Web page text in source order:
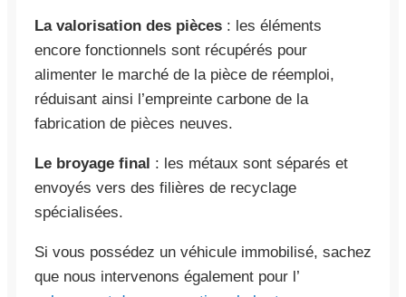
La valorisation des pièces : les éléments
encore fonctionnels sont récupérés pour
alimenter le marché de la pièce de réemploi,
réduisant ainsi l’empreinte carbone de la
fabrication de pièces neuves.
Le broyage final : les métaux sont séparés et
envoyés vers des filières de recyclage
spécialisées.
Si vous possédez un véhicule immobilisé, sachez
que nous intervenons également pour l’